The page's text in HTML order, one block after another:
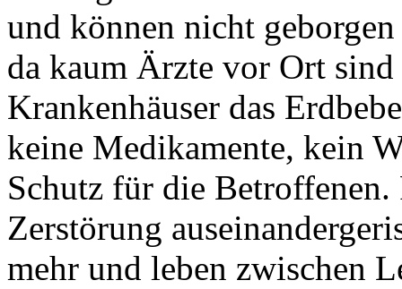
und können nicht
da kaum Ärzte vor Ort sind
Krankenhäuser das
keine Medikamente, kein
Schutz für die
Zerstörung
mehr und leben zwischen